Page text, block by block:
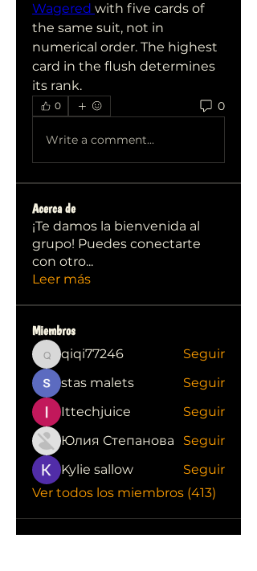
Wagered with five cards of
the same suit, not in
numerical order. The highest
card in the flush determines
its rank.
0 0
Write a comment...
Acerca de
¡Te damos la bienvenida al
grupo! Puedes conectarte
con otro...
Leer más
Miembros
qiqi77246
qiqi77246
Seguir
stas malets
Seguir
Ittechjuice
Seguir
Юлия Степанова
Seguir
Kylie sallow
Seguir
Ver todos los miembros (413)